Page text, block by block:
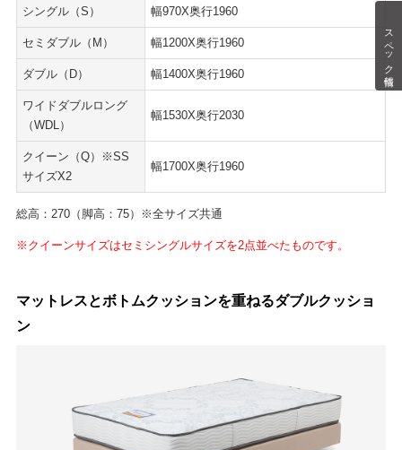
スペック情報
シングル（S） 幅970X奥行1960
セミダブル（M） 幅1200X奥行1960
ダブル（D） 幅1400X奥行1960
ワイドダブルロング
（WDL）
幅1530X奥行2030
クイーン（Q）※SS
サイズX2
幅1700X奥行1960
総高：270（脚高：75）※全サイズ共通
※クイーンサイズはセミシングルサイズを2点並べたものです。
マットレスとボトムクッションを重ねるダブルクッショ
ン